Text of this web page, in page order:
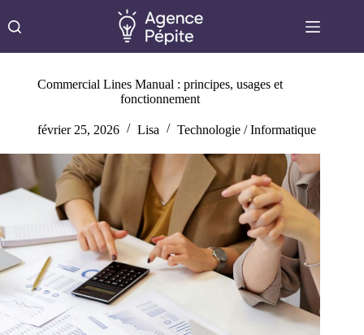
au
contenu
Commercial Lines Manual : principes, usages et
fonctionnement
février 25, 2026 Lisa Technologie / Informatique